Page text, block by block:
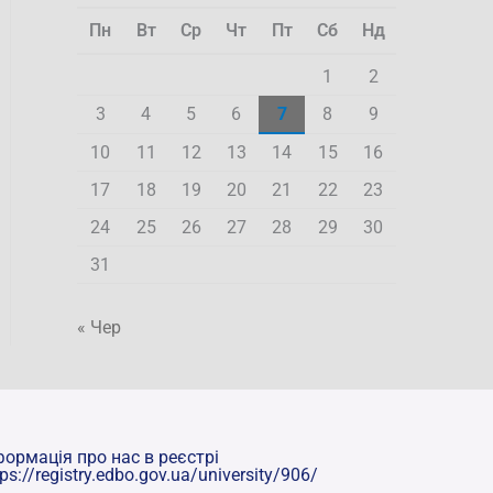
Пн Вт Ср Чт Пт Сб Нд
1
2
3
4 5 6 7 8
9
10
11 12 13 14 15
16
17
18 19 20 21 22
23
24
25 26 27 28 29
30
31
« Чер
про нас в реєстрі
registry.edbo.gov.ua/university/906/